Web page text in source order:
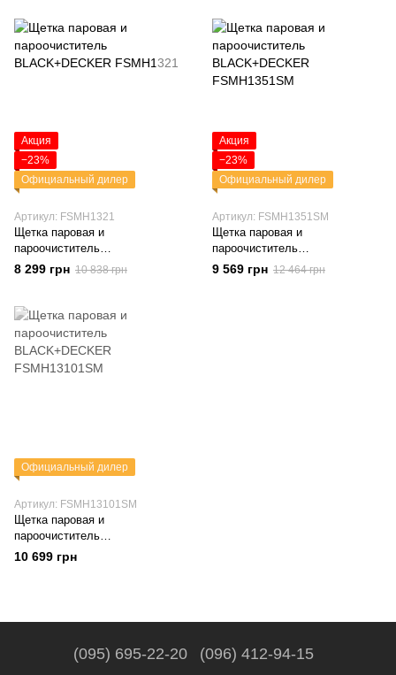
Акция
−23%
Официальный дилер
Артикул: FSMH1321
Щетка паровая и
пароочиститель
BLACK+DECKER FSMH1321
8 299 грн 10 838 грн
Акция
−23%
Официальный дилер
Артикул: FSMH1351SM
Щетка паровая и
пароочиститель
BLACK+DECKER
FSMH1351SM
9 569 грн 12 464 грн
Официальный дилер
Артикул: FSMH13101SM
Щетка паровая и
пароочиститель
BLACK+DECKER
FSMH13101SM
10 699 грн
(095) 695-22-20 (096) 412-94-15